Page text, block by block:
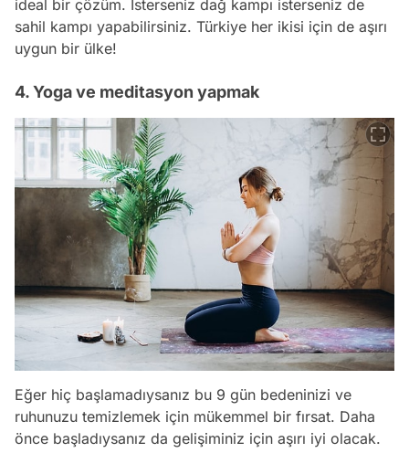
ideal bir çözüm. İsterseniz dağ kampı isterseniz de
sahil kampı yapabilirsiniz. Türkiye her ikisi için de aşırı
uygun bir ülke!
4. Yoga ve meditasyon yapmak
Eğer hiç başlamadıysanız bu 9 gün bedeninizi ve
ruhunuzu temizlemek için mükemmel bir fırsat. Daha
önce başladıysanız da gelişiminiz için aşırı iyi olacak.